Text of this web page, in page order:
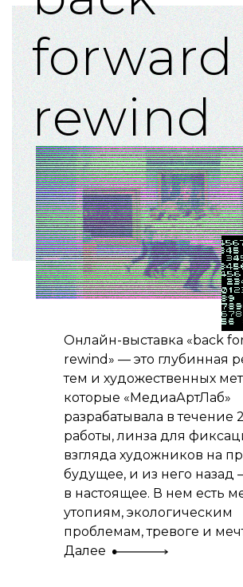
forward
rewind
Онлайн-выставка «back
rewind» — это глубинная
тем и художественных
которые «МедиаАртЛаб»
разрабатывала в течение
работы, линза для
взгляда художников на
будущее, и из него назад
в настоящее. В нем есть
утопиям, экологическим
проблемам, тревоге и
Далее